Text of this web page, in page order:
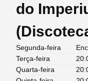
do
Segunda-feira
Terça-feira
Quarta-feira